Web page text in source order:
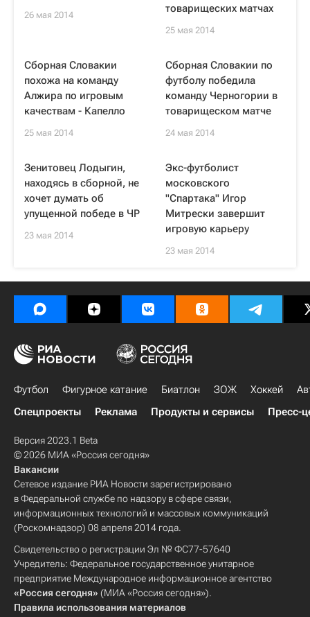
26 мая 2014
товарищеских матчах
25 мая 2014
Сборная Словакии
похожа на команду
Алжира по игровым
качествам - Капелло
25 мая 2014
Сборная Словакии по
футболу победила
команду Черногории в
товарищеском матче
24 мая 2014
Зенитовец Лодыгин,
находясь в сборной, не
хочет думать об
упущенной победе в ЧР
23 мая 2014
Экс-футболист
московского
"Спартака" Игор
Митрески завершит
игровую карьеру
23 мая 2014
Футбол Фигурное катание Биатлон ЗОЖ Хоккей
Спецпроекты
Реклама Продукты и сервисы Пресс-
Версия 2023.1 Beta
© 2026 МИА «Россия сегодня»
Вакансии
Сетевое издание РИА Новости зарегистрировано
в Федеральной службе по надзору в сфере связи,
информационных технологий и массовых коммуникаций
(Роскомнадзор) 08 апреля 2014 года.
Свидетельство о регистрации Эл № ФС77-57640
Учредитель: Федеральное государственное унитарное
предприятие Международное информационное агентство
«Россия сегодня» (МИА «Россия сегодня»).
Правила использования материалов